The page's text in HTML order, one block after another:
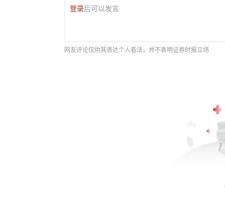
登录后可以发言
网友评论仅供其表达个人看法，并不表明证券时报立场